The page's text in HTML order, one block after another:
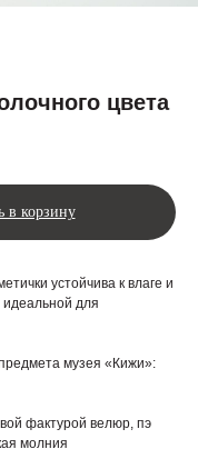
цвета
в корзину
устойчива к влаге и
для
музея «Кижи»:
фактурой велюр, пэ
молния